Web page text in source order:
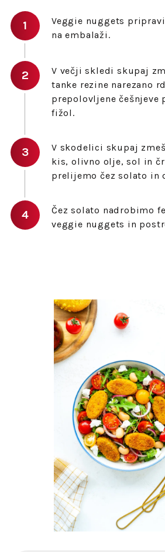
Veggie nuggets
na embalaži.
V večji skledi skupaj
tanke rezine narezano
prepolovljene češnjeve
fižol.
V skodelici skupaj
kis, olivno olje, sol in
prelijemo čez solato in
Čez solato nadrobimo
veggie nuggets in